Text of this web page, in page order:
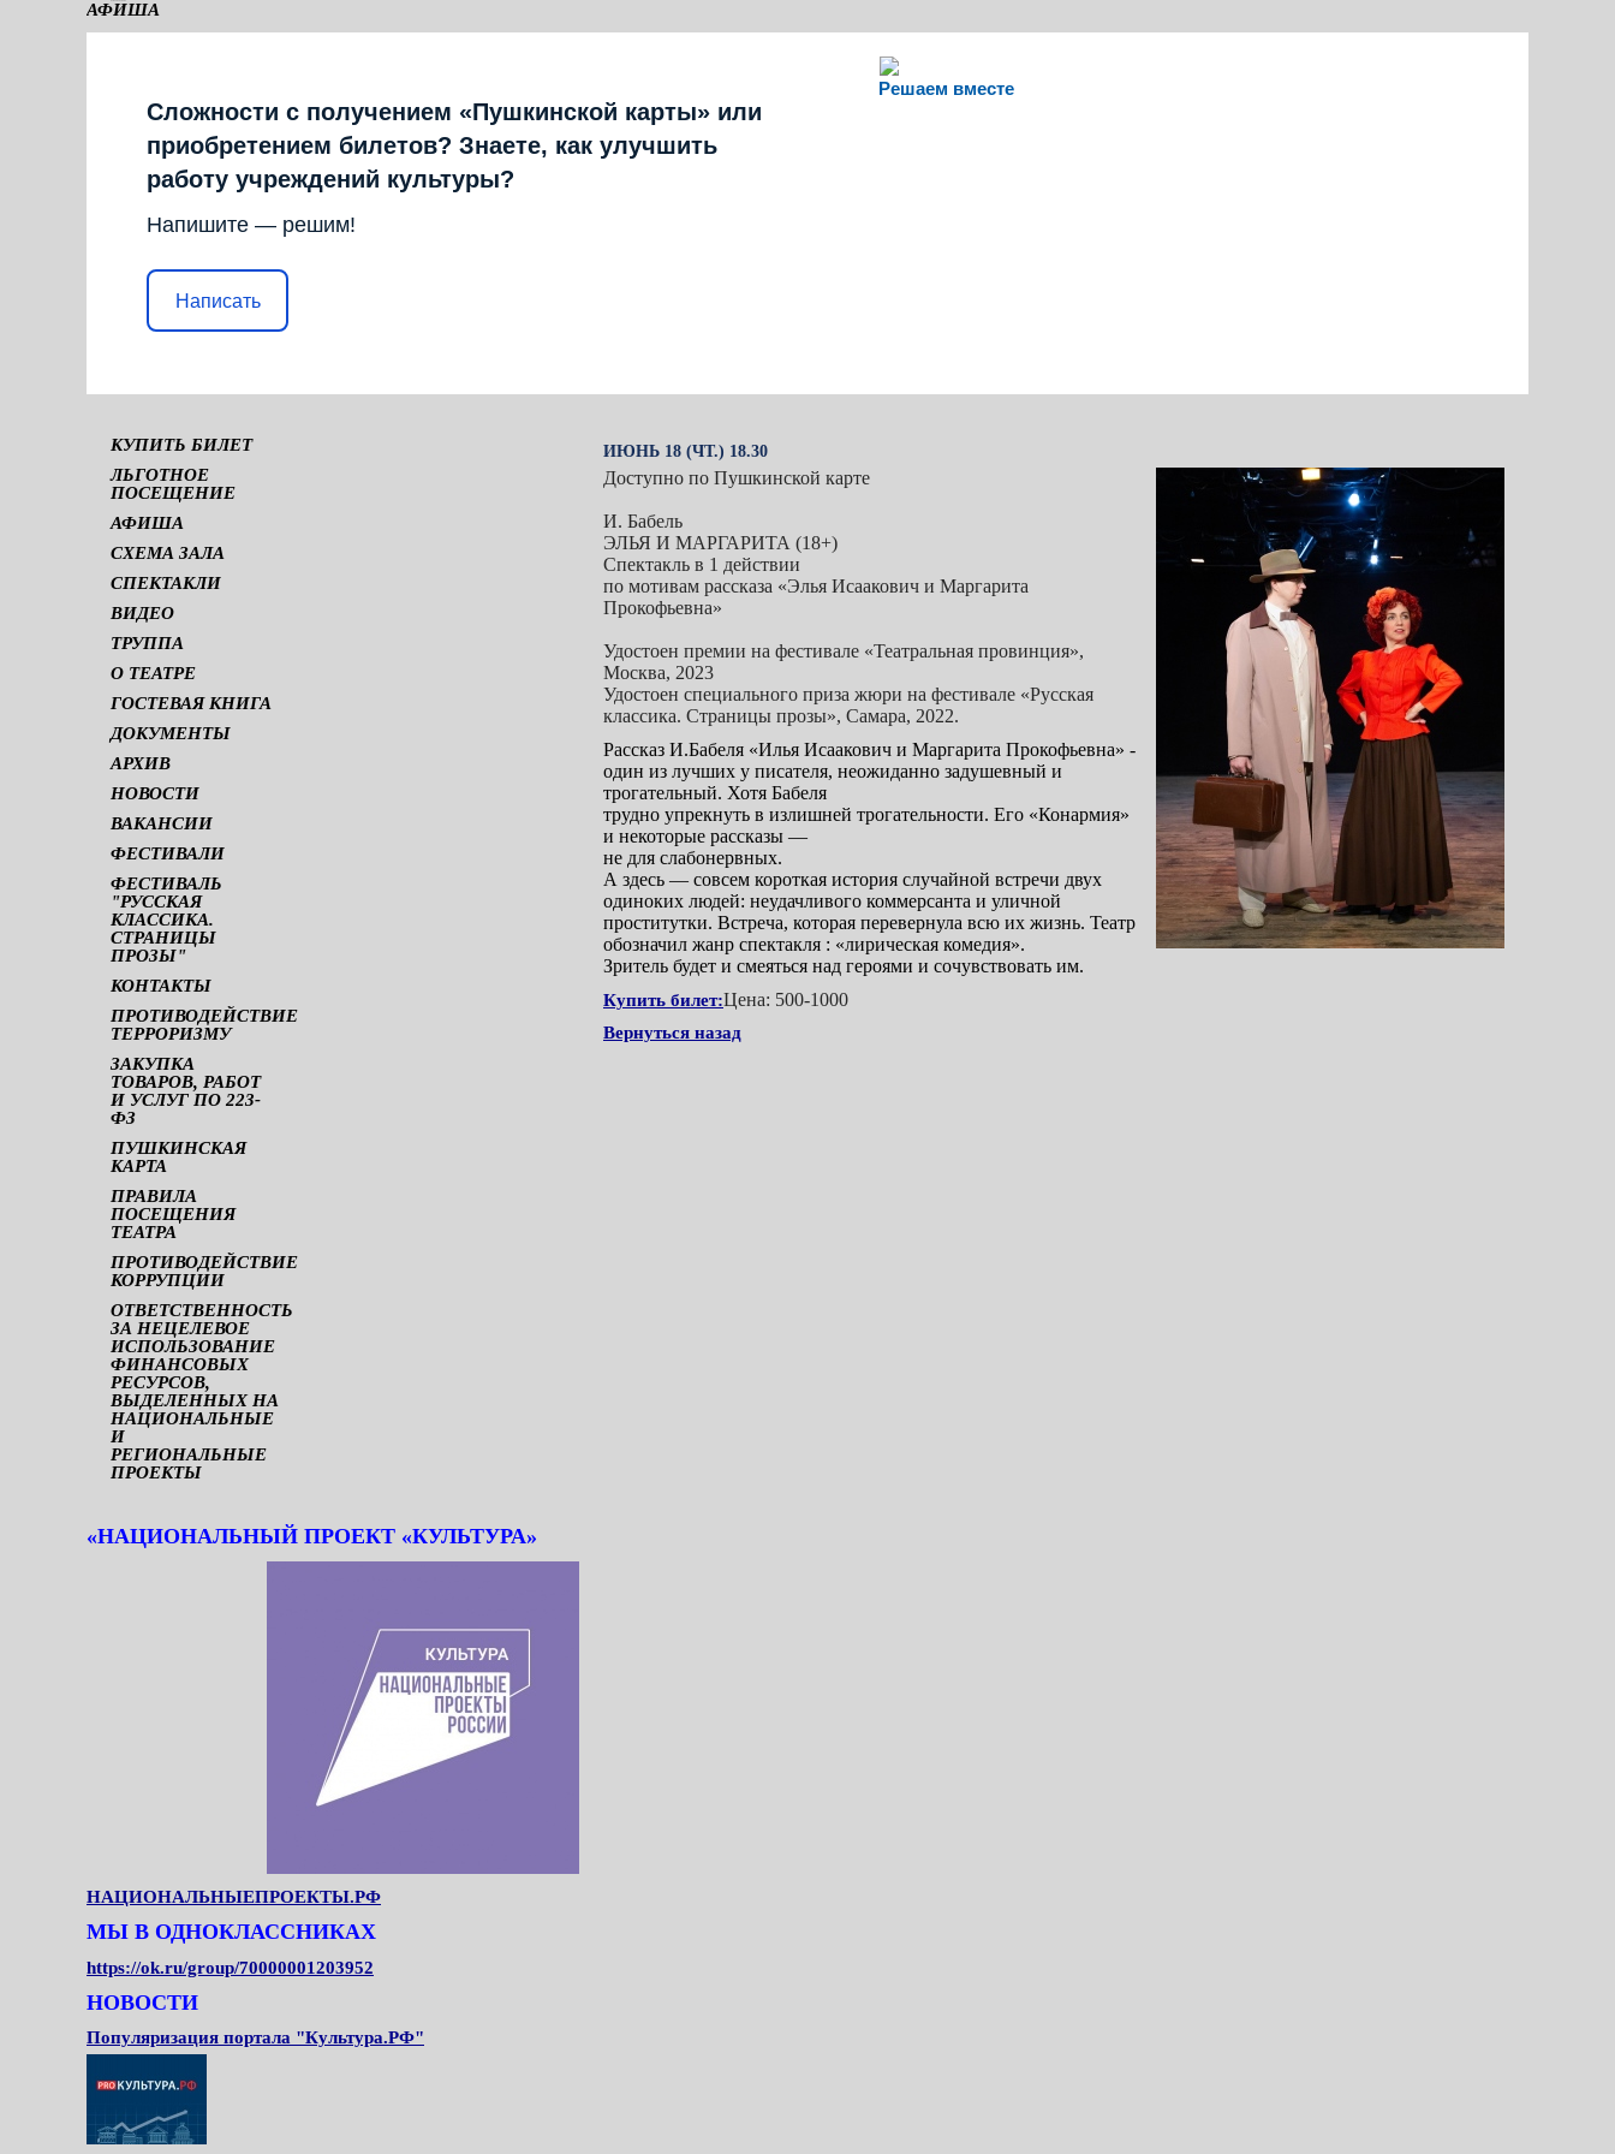
АФИША
Решаем вместе
Сложности с получением «Пушкинской карты» или
приобретением билетов? Знаете, как улучшить
работу учреждений культуры?
Напишите — решим!
Написать
КУПИТЬ БИЛЕТ
ЛЬГОТНОЕ
ПОСЕЩЕНИЕ
АФИША
СХЕМА ЗАЛА
СПЕКТАКЛИ
ВИДЕО
ТРУППА
О ТЕАТРЕ
ГОСТЕВАЯ КНИГА
ДОКУМЕНТЫ
АРХИВ
НОВОСТИ
ВАКАНСИИ
ФЕСТИВАЛИ
ФЕСТИВАЛЬ
"РУССКАЯ
КЛАССИКА.
СТРАНИЦЫ
ПРОЗЫ"
КОНТАКТЫ
ПРОТИВОДЕЙСТВИЕ
ТЕРРОРИЗМУ
ЗАКУПКА
ТОВАРОВ, РАБОТ
И УСЛУГ ПО 223-
ФЗ
ПУШКИНСКАЯ
КАРТА
ПРАВИЛА
ПОСЕЩЕНИЯ
ТЕАТРА
ПРОТИВОДЕЙСТВИЕ
КОРРУПЦИИ
ОТВЕТСТВЕННОСТЬ
ЗА НЕЦЕЛЕВОЕ
ИСПОЛЬЗОВАНИЕ
ФИНАНСОВЫХ
РЕСУРСОВ,
ВЫДЕЛЕННЫХ НА
НАЦИОНАЛЬНЫЕ
И
РЕГИОНАЛЬНЫЕ
ПРОЕКТЫ
«НАЦИОНАЛЬНЫЙ ПРОЕКТ «КУЛЬТУРА»
НАЦИОНАЛЬНЫЕПРОЕКТЫ.РФ
МЫ В ОДНОКЛАССНИКАХ
https://ok.ru/group/70000001203952
НОВОСТИ
Популяризация портала "Культура.РФ"
ИЮНЬ 18 (ЧТ.) 18.30
Доступно по Пушкинской карте
И. Бабель
ЭЛЬЯ И МАРГАРИТА (18+)
Спектакль в 1 действии
по мотивам рассказа «Элья Исаакович и Маргарита
Прокофьевна»
Удостоен премии на фестивале «Театральная провинция»,
Москва, 2023
Удостоен специального приза жюри на фестивале «Русская
классика. Страницы прозы», Самара, 2022.
Рассказ И.Бабеля «Илья Исаакович и Маргарита Прокофьевна» -
один из лучших у писателя, неожиданно задушевный и
трогательный. Хотя Бабеля
трудно упрекнуть в излишней трогательности. Его «Конармия»
и некоторые рассказы —
не для слабонервных.
А здесь — совсем короткая история случайной встречи двух
одиноких людей: неудачливого коммерсанта и уличной
проститутки. Встреча, которая перевернула всю их жизнь. Театр
обозначил жанр спектакля : «лирическая комедия».
Зритель будет и смеяться над героями и сочувствовать им.
Купить билет:Цена: 500-1000
Вернуться назад